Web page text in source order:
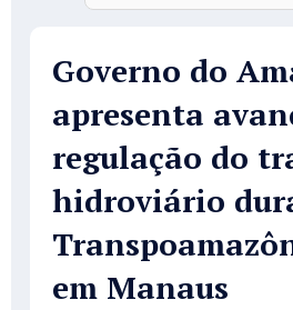
Governo do
apresenta
regulação do
hidroviário
em Manaus